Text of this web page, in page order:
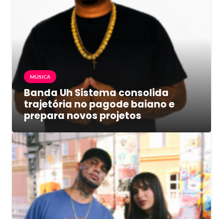
MÚSICA
Banda Uh Sistema consolida
trajetória no pagode baiano e
prepara novos projetos